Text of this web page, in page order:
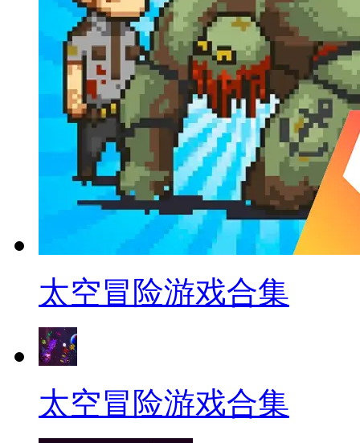
太空冒险游戏合集
太空冒险游戏合集